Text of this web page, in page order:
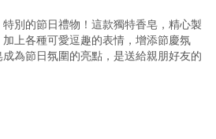
別的節日禮物！這款獨特香皂，精心製
上各種可愛逗趣的表情，增添節慶氛
為節日氛圍的亮點，是送給親朋好友的